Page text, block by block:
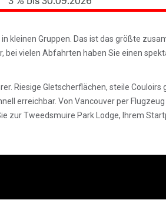
kleinen Gruppen. Das ist das größte
bei vielen Abfahrten haben Sie einen
Riesige Gletscherflächen, steile
erreichbar. Von Vancouver per
zur Tweedsmuire Park Lodge, Ihrem